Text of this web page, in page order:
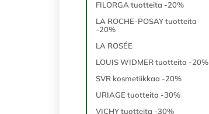
FILORGA tuotteita -20%
LA ROCHE-POSAY tuotteita
-20%
LA ROSÉE
LOUIS WIDMER tuotteita -20%
SVR kosmetiikkaa -20%
URIAGE tuotteita -30%
VICHY tuotteita -30%